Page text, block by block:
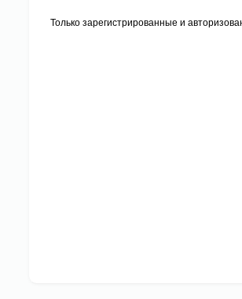
Только зарегистрированные и